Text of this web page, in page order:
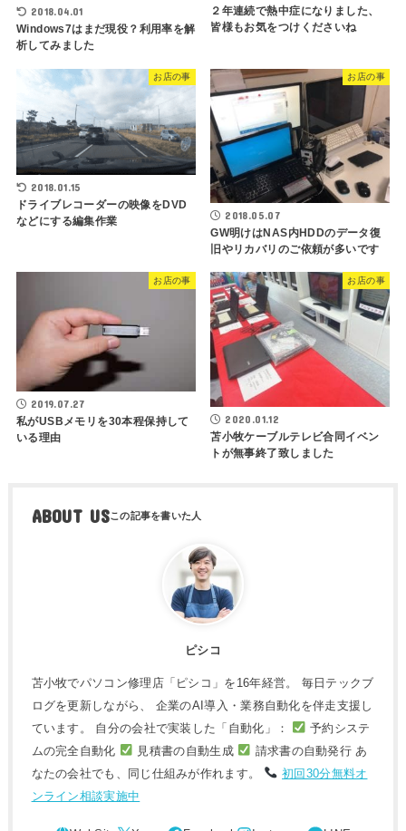
2018.04.01
Windows7はまだ現役？利用率を解
析してみました
２年連続で熱中症になりました、
皆様もお気をつけくださいね
お店の事
2018.01.15
ドライブレコーダーの映像をDVD
などにする編集作業
お店の事
2018.05.07
GW明けはNAS内HDDのデータ復
旧やリカバリのご依頼が多いです
お店の事
2019.07.27
私がUSBメモリを30本程保持して
いる理由
お店の事
2020.01.12
苫小牧ケーブルテレビ合同イベン
トが無事終了致しました
ABOUT US
ピシコ
苫小牧でパソコン修理店「ピシコ」を16年経営。 毎日テックブ
ログを更新しながら、 企業のAI導入・業務自動化を伴走支援し
ています。 自分の会社で実装した「自動化」：
予約システ
ムの完全自動化
見積書の自動生成
請求書の自動発行 あ
なたの会社でも、同じ仕組みが作れます。
初回30分無料オ
ンライン相談実施中